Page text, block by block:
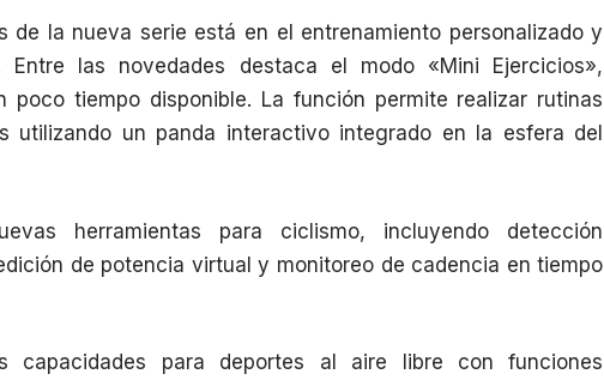
de la nueva serie está en el entrenamiento personalizado y
Entre las novedades destaca el modo «Mini Ejercicios»,
poco tiempo disponible. La función permite realizar rutinas
utilizando un panda interactivo integrado en la esfera del
herramientas para ciclismo, incluyendo detección
de potencia virtual y monitoreo de cadencia en tiempo
capacidades para deportes al aire libre con funciones